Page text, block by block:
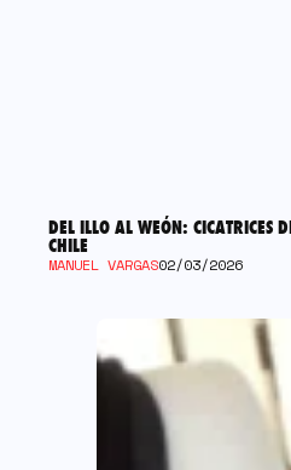
DEL ILLO AL WEÓN: CICATRICES
CHILE
MANUEL VARGAS02/03/2026